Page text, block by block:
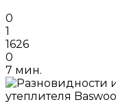
0
1
1626
0
7 мин.